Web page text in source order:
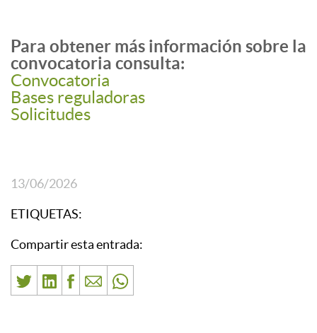
Para obtener más información sobre la
convocatoria consulta:
Convocatoria
Bases reguladoras
Solicitudes
13/06/2026
ETIQUETAS:
Compartir esta entrada: